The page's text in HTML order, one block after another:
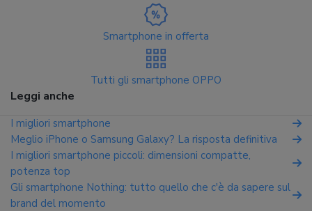
Smartphone in offerta
Tutti gli smartphone OPPO
Leggi anche
I migliori smartphone
Meglio iPhone o Samsung Galaxy? La risposta definitiva
I migliori smartphone piccoli: dimensioni compatte,
potenza top
Gli smartphone Nothing: tutto quello che c'è da sapere sul
brand del momento